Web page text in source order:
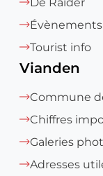
Évènements
Tourist info
Vianden
Commune
Chiffres
Galeries
Adresses